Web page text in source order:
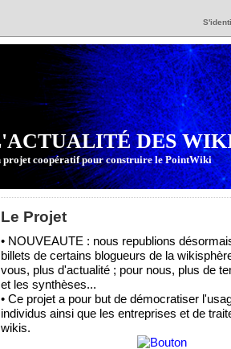
DES
projet coopératif pour construire le PointWiki
Le Projet
• NOUVEAUTE : nous republions
billets de certains blogueurs de la
vous, plus d'actualité ; pour nous, plus de
et les synthèses...
• Ce projet a pour but de démocratiser
individus ainsi que les entreprises et de
wikis.